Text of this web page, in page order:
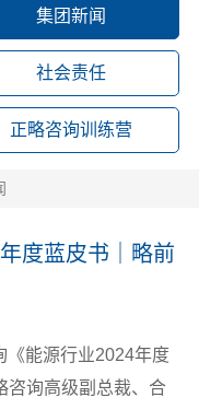
集团新闻
社会责任
正略咨询训练营
度蓝皮书｜略前
《能源行业2024年度
咨询高级副总裁、合